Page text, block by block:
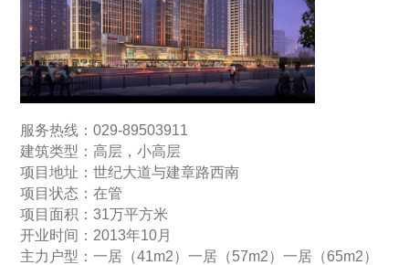
服务热线：029-89503911
建筑类型：高层，小高层
项目地址：世纪大道与建章路西南
项目状态：在管
项目面积：31万平方米
开业时间：2013年10月
主力户型：一居（41m2）一居（57m2）一居（65m2）